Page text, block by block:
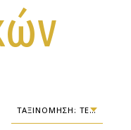
ΤΑΞΙΝΌΜΗΣΗ: ΤΕΛΕΥΤΑΊΑ